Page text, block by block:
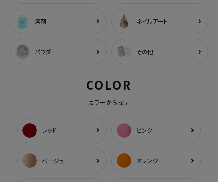
溶剤 ネイルアート
パウダー その他
COLOR
カラーから探す
レッド ピンク
ベージュ オレンジ